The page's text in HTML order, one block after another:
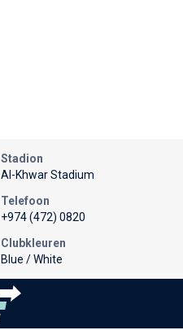
Stadion
Al-Khwar Stadium
Telefoon
+974 (472) 0820
Clubkleuren
Blue / White